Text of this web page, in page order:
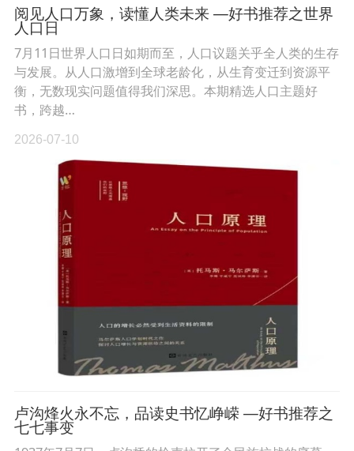
阅见人口万象，读懂人类未来 —好书推荐之世界
人口日
7月11日世界人口日如期而至，人口议题关乎全人类的生存
与发展。从人口激增到全球老龄化，从生育变迁到资源平
衡，无数现实问题值得我们深思。本期精选人口主题好
书，跨越…
2026-07-10
卢沟烽火永不忘，品读史书忆峥嵘 —好书推荐之
七七事变